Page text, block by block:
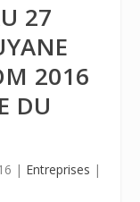
27
2016
DU
| Entreprises |